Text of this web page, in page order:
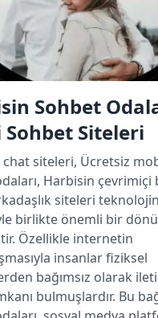
Sohbet
Sohbet Siteleri
siteleri, Ücretsiz
Harbisin çevrimiçi
siteleri
birlikte önemli bir
Özellikle internetin
insanlar fiziksel
bağımsız olarak
bulmuşlardır. Bu